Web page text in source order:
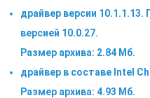
драйвер версии
версией 10.0.27.
Размер архива: 2.84 Мб.
драйвер в составе Intel
Размер архива: 4.93 Мб.